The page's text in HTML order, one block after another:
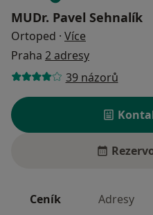
MUDr. Pavel Sehnalík
Ortoped · Více
Praha 2 adresy
39 názorů
Ceník Adresy